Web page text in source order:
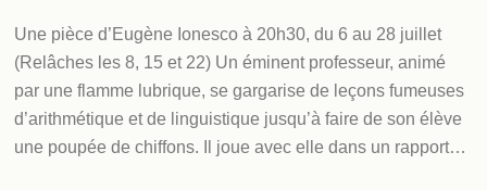
Une pièce d’Eugène Ionesco à 20h30, du 6 au 28 juillet
(Relâches les 8, 15 et 22) Un éminent professeur, animé
par une flamme lubrique, se gargarise de leçons fumeuses
d’arithmétique et de linguistique jusqu’à faire de son élève
une poupée de chiffons. Il joue avec elle dans un rapport…